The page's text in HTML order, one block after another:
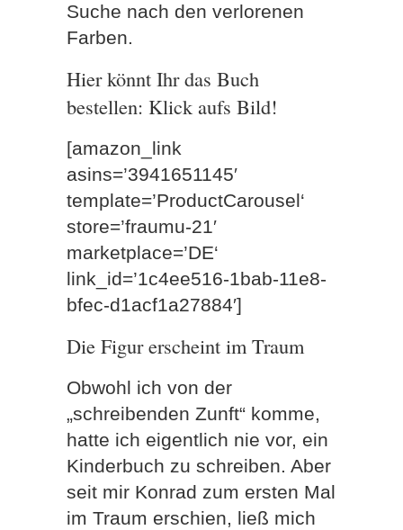
Suche nach den verlorenen
Farben.
Hier könnt Ihr das Buch
bestellen: Klick aufs Bild!
[amazon_link
asins=’3941651145′
template=’ProductCarousel‘
store=’fraumu-21′
marketplace=’DE‘
link_id=’1c4ee516-1bab-11e8-
bfec-d1acf1a27884′]
Die Figur erscheint im Traum
Obwohl ich von der
„schreibenden Zunft“ komme,
hatte ich eigentlich nie vor, ein
Kinderbuch zu schreiben. Aber
seit mir Konrad zum ersten Mal
im Traum erschien, ließ mich